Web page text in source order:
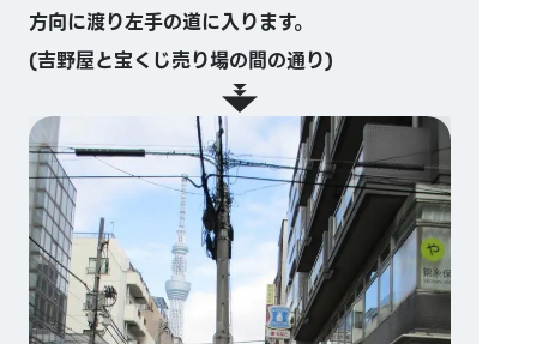
方向に渡り左手の道に入ります。
(吉野屋と宝くじ売り場の間の通り)